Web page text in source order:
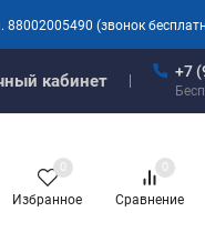
(звонок
кабинет +7
Избранное
0
Сравнение
0